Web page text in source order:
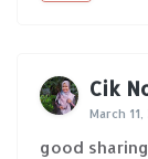
Cik
March
good